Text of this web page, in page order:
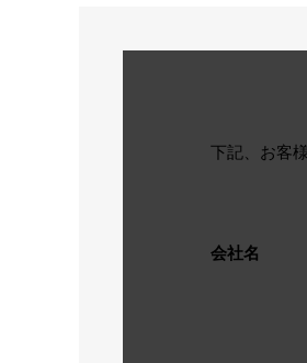
下記、お客
会社名